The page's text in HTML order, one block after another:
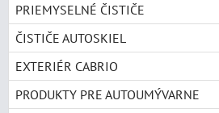
PRIEMYSELNÉ ČISTIČE
ČISTIČE AUTOSKIEL
EXTERIÉR CABRIO
PRODUKTY PRE AUTOUMÝVARNE